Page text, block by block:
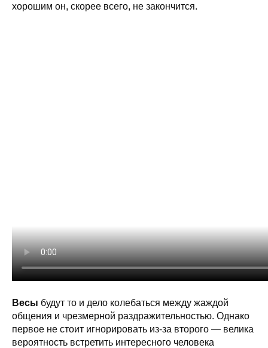
хорошим он, скорее всего, не закончится.
Весы будут то и дело колебаться между жаждой
общения и чрезмерной раздражительностью. Однако
первое не стоит игнорировать из-за второго — велика
вероятность встретить интересного человека